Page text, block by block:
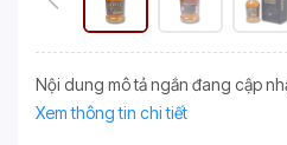
Nội dung mô tả ngắn đang cập
Xem thông tin chi tiết